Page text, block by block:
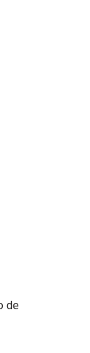
de